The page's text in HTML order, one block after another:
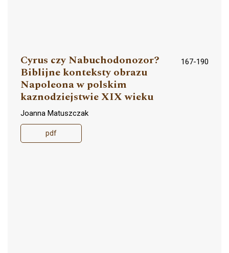
Cyrus czy Nabuchodonozor?
Biblijne konteksty obrazu
Napoleona w polskim
kaznodziejstwie XIX wieku
167-190
Joanna Matuszczak
pdf